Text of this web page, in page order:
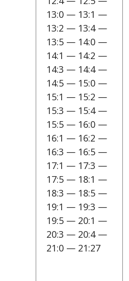
13:0 — 13:1 —
13:2 — 13:4 —
13:5 — 14:0 —
14:1 — 14:2 —
14:3 — 14:4 —
14:5 — 15:0 —
15:1 — 15:2 —
15:3 — 15:4 —
15:5 — 16:0 —
16:1 — 16:2 —
16:3 — 16:5 —
17:1 — 17:3 —
17:5 — 18:1 —
18:3 — 18:5 —
19:1 — 19:3 —
19:5 — 20:1 —
20:3 — 20:4 —
21:0 — 21:27